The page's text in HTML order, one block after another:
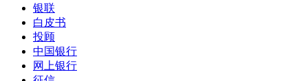
银联
白皮书
投顾
中国银行
网上银行